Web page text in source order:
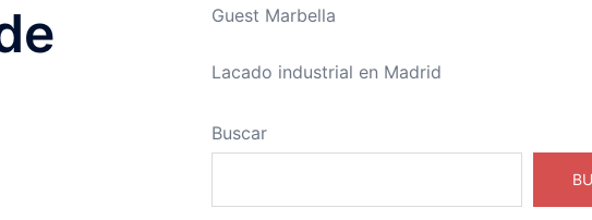
Guest Marbella
Lacado industrial en Madrid
Buscar